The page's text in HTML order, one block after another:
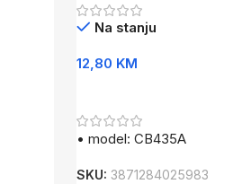
Na stanju
12,80 KM
• model: CB435A
SKU: 3871284025983